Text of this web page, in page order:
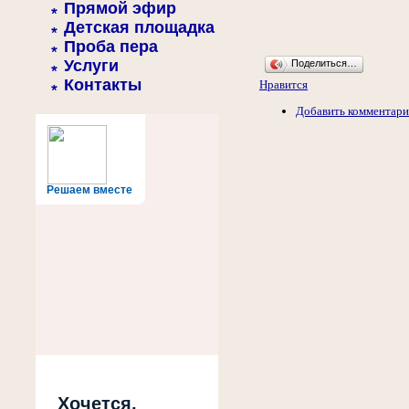
Прямой эфир
Детская площадка
Проба пера
Услуги
Контакты
Решаем вместе
Хочется,
Поделиться…
Нравится
Добавить